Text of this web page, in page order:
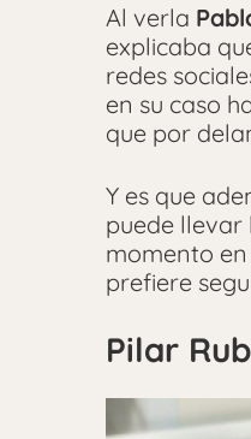
Al verla
explicaba
redes
en su caso
que por
Y es que
puede llevar
momento
prefiere
Pilar